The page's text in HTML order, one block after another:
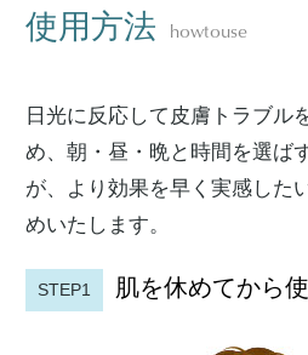
使用方法 howtouse
日光に反応して皮膚トラブル
め、朝・昼・晩と時間を選ば
が、より効果を早く実感した
めいたします。
STEP1 肌を休めてから